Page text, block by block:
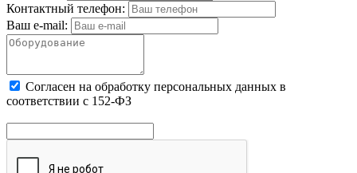
Контактный телефон:
Ваш e-mail:
Cогласен на обработку персональных данных в
соответствии с 152-ФЗ